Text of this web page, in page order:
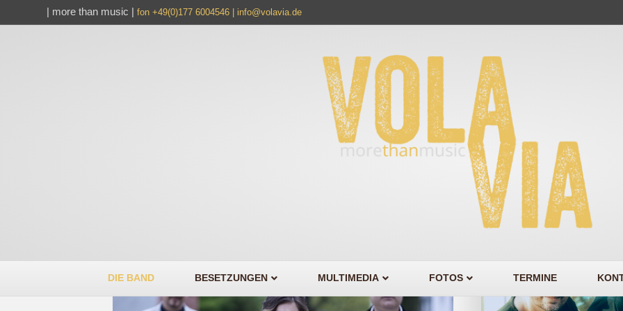
| more than music |fon +49(0)177 6004546 | info@volavia.de
DIE BAND BESETZUNGEN MULTIMEDIA FOTOS TERMINE